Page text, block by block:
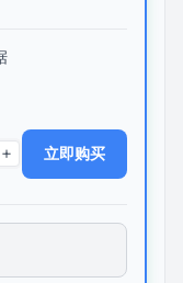
+ 立即购买